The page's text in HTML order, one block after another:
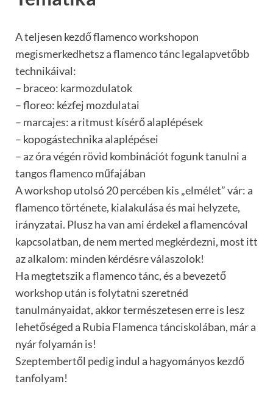
A teljesen kezdő flamenco workshopon
megismerkedhetsz a flamenco tánc legalapvetőbb
technikáival:
– braceo: karmozdulatok
– floreo: kézfej mozdulatai
– marcajes: a ritmust kísérő alaplépések
– kopogástechnika alaplépései
– az óra végén rövid kombinációt fogunk tanulni a
tangos flamenco műfajában
A workshop utolsó 20 percében kis „elmélet” vár: a
flamenco története, kialakulása és mai helyzete,
irányzatai. Plusz ha van ami érdekel a flamencóval
kapcsolatban, de nem merted megkérdezni, most itt
az alkalom: minden kérdésre válaszolok!
Ha megtetszik a flamenco tánc, és a bevezető
workshop után is folytatni szeretnéd
tanulmányaidat, akkor természetesen erre is lesz
lehetőséged a Rubia Flamenca tánciskolában, már a
nyár folyamán is!
Szeptembertől pedig indul a hagyományos kezdő
tanfolyam!